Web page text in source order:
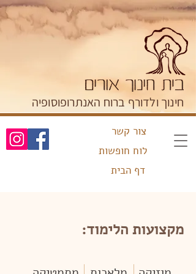
חינוך ולדורף ברוח האנתרופוסופיה
צור קשר
לוח חופשות
דף הבית
מקצועות הלימוד: